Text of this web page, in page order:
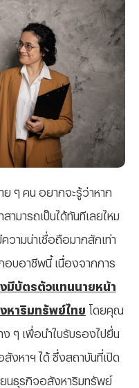
ย ๆ คน อยากจะรู้ว่าหาก
ามารถเป็นได้ทันทีเลยไหม
วามน่าเชื่อถือมากสักเท่า
อบอาชีพนี้ เนื่องจากการ
มีบัตรตัวแทนนายหน้า
หาริมทรัพย์ไทย โดยคุณ
ๆ เพื่อนำใบรับรองไปยื่น
งหาฯ ได้ ซึ่งสถาบันที่เปิด
ยนธุรกิจอสังหาริมทรัพย์